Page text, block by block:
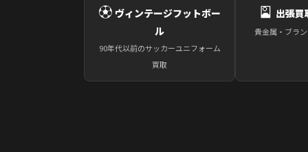
⚽ ヴィンテージフットボー
ル
90年代以前のサッカーユニフォーム
買取
🎴 出張買
貴金属・ブラ